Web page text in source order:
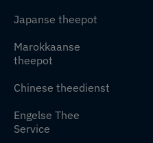
Japanse theepot
Marokkaanse
theepot
Chinese theedienst
Engelse Thee
Service